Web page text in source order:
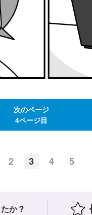
次のページ
4ページ目
2 3 4 5
か？